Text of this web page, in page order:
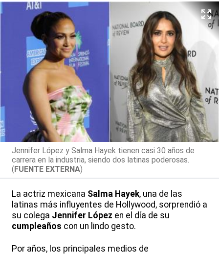
Jennifer López y Salma Hayek tienen casi 30 años de
carrera en la industria, siendo dos latinas poderosas.
(FUENTE EXTERNA)
La actriz mexicana Salma Hayek, una de las
latinas más influyentes de Hollywood, sorprendió a
su colega Jennifer López en el día de su
cumpleaños con un lindo gesto.
Por años, los principales medios de